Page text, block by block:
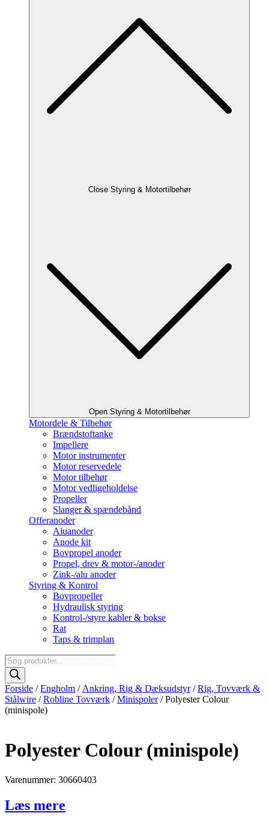
Close Styring & Motortilbehør
Open Styring & Motortilbehør
Motordele & Tilbehør
Brændstoftanke
Impellere
Motor instrumenter
Motor reservedele
Motor tilbehør
Motor vedligeholdelse
Propeller
Slanger & spændebånd
Offeranoder
Aluanoder
Anode kit
Bovpropel anoder
Propel, drev & motor-/anoder
Zink-/alu anoder
Styring & Kontrol
Bovpropeller
Hydraulisk styring
Kontrol-/styre kabler & bokse
Rat
Taps & trimplan
Products
search
Forside /Engholm / Ankring, Rig & Dæksudstyr/Rig, Tovværk &
Stålwire /Robline Tovværk /Minispoler/ Polyester Colour
(minispole)
Polyester Colour (minispole)
Varenummer: 30660403
Læs mere